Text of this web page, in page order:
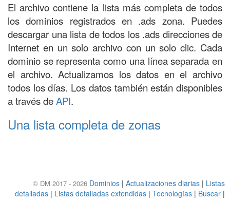
El archivo contiene la lista más completa de todos
los dominios registrados en .ads zona. Puedes
descargar una lista de todos los .ads direcciones de
Internet en un solo archivo con un solo clic. Cada
dominio se representa como una línea separada en
el archivo. Actualizamos los datos en el archivo
todos los días. Los datos también están disponibles
a través deAPI.
Una lista completa de zonas
© DM 2017 - 2026 Dominios | Actualizaciones diarias | Listas
detalladas | Listas detalladas extendidas | Tecnologías | Buscar |